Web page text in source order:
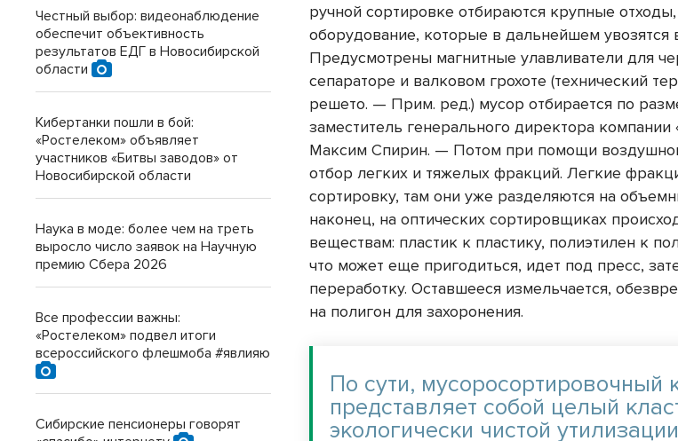
ручной сортировке отбираются крупные
оборудование, которые в дальнейшем увозятся
Предусмотрены магнитные улавливатели для
сепараторе и валковом грохоте (технический
решето. — Прим. ред.) мусор отбирается по
заместитель генерального директора
Максим Спирин. — Потом при помощи
отбор легких и тяжелых фракций. Легкие
сортировку, там они уже разделяются на
наконец, на оптических сортировщиках
веществам: пластик к пластику, полиэтилен к
что может еще пригодиться, идет под пресс,
переработку. Оставшееся измельчается,
на полигон для захоронения.
По сути, мусоросортировочный
представляет собой целый
экологически чистой
Честный выбор: видеонаблюдение
обеспечит объективность
результатов ЕДГ в Новосибирской
области
Кибертанки пошли в бой:
«Ростелеком» объявляет
участников «Битвы заводов» от
Новосибирской области
Наука в моде: более чем на треть
выросло число заявок на Научную
премию Сбера 2026
Все профессии важны:
«Ростелеком» подвел итоги
всероссийского флешмоба #явлияю
Сибирские пенсионеры говорят